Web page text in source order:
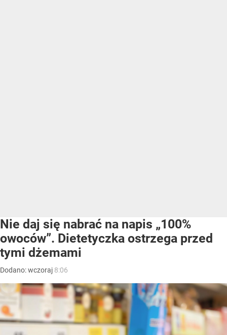
Nie daj się nabrać na napis „100%
owoców”. Dietetyczka ostrzega przed
tymi dżemami
Dodano:wczoraj 8:06